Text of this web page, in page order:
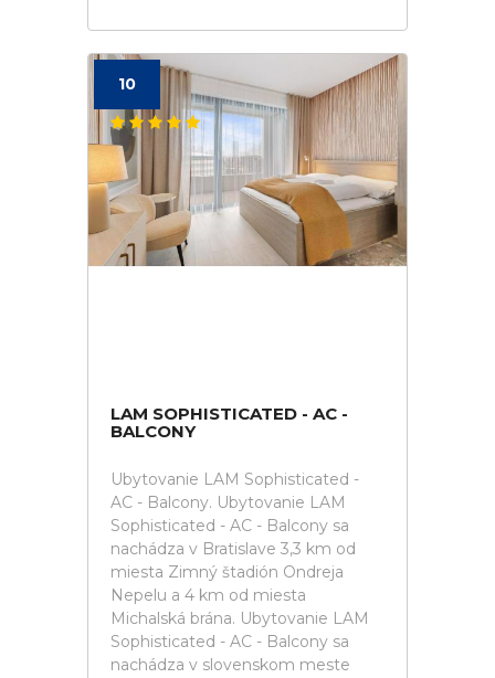
10
LAM SOPHISTICATED - AC -
BALCONY
Ubytovanie LAM Sophisticated -
AC - Balcony. Ubytovanie LAM
Sophisticated - AC - Balcony sa
nachádza v Bratislave 3,3 km od
miesta Zimný štadión Ondreja
Nepelu a 4 km od miesta
Michalská brána. Ubytovanie LAM
Sophisticated - AC - Balcony sa
nachádza v slovenskom meste